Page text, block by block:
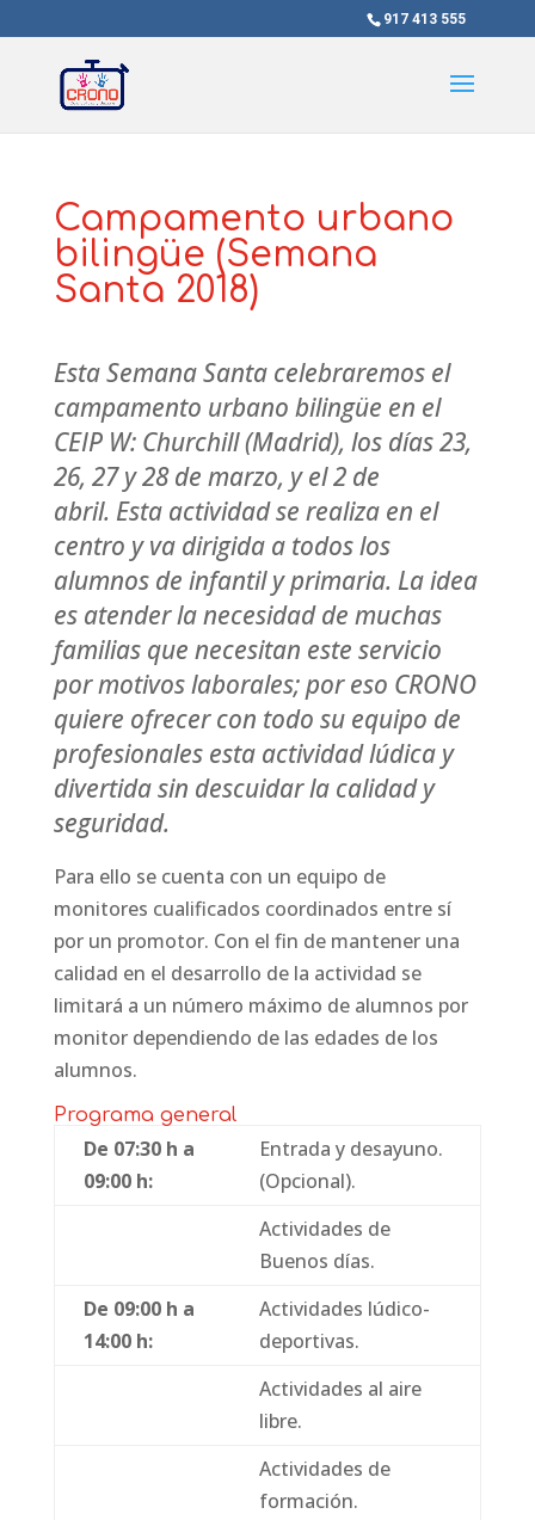
917 413 555
Campamento urbano
bilingüe (Semana
Santa 2018)
Esta Semana Santa celebraremos el
campamento urbano bilingüe en el
CEIP W: Churchill (Madrid), los días 23,
26, 27 y 28 de marzo, y el 2 de
abril. Esta actividad se realiza en el
centro y va dirigida a todos los
alumnos de infantil y primaria. La idea
es atender la necesidad de muchas
familias que necesitan este servicio
por motivos laborales; por eso CRONO
quiere ofrecer con todo su equipo de
profesionales esta actividad lúdica y
divertida sin descuidar la calidad y
seguridad.
Para ello se cuenta con un equipo de
monitores cualificados coordinados entre sí
por un promotor. Con el fin de mantener una
calidad en el desarrollo de la actividad se
limitará a un número máximo de alumnos por
monitor dependiendo de las edades de los
alumnos.
Programa general
De 07:30 h a
09:00 h:
Entrada y desayuno.
(Opcional).
Actividades de
Buenos días.
De 09:00 h a
14:00 h:
Actividades lúdico-
deportivas.
Actividades al aire
libre.
Actividades de
formación.